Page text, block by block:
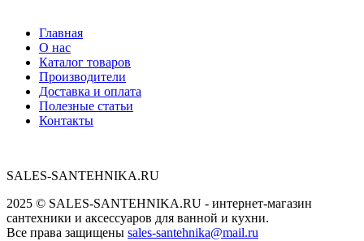
Главная
О нас
Каталог товаров
Производители
Доставка и оплата
Полезные статьи
Контакты
SALES-SANTEHNIKA.RU
2025 © SALES-SANTEHNIKA.RU - интернет-магазин
сантехники и аксессуаров для ванной и кухни.
Все права защищены sales-santehnika@mail.ru